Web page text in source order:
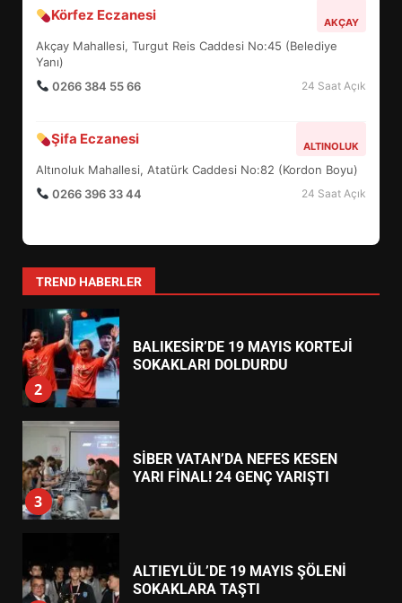
Körfez Eczanesi AKÇAY
Akçay Mahallesi, Turgut Reis Caddesi No:45 (Belediye
Yanı)
0266 384 55 66
24 Saat Açık
Şifa Eczanesi ALTINOLUK
Altınoluk Mahallesi, Atatürk Caddesi No:82 (Kordon Boyu)
0266 396 33 44
24 Saat Açık
TREND HABERLER
6
EDREMİT’TE 19 MAYIS COŞKUSU
7
SEFERBERLİĞİ: TÜM İLÇE
HAZIRLANIYOR
1
2
BALIKESİR’DE 19 MAYIS KORTEJİ
SOKAKLARI DOLDURDU
3
SİBER VATAN’DA NEFES KESEN
YARI FİNAL! 24 GENÇ YARIŞTI
ALTIEYLÜL’DE 19 MAYIS ŞÖLENİ
SOKAKLARA TAŞTI